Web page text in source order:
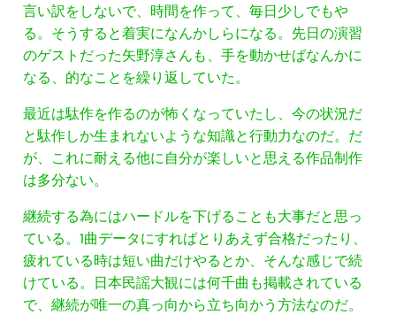
言い訳をしないで、時間を作って、毎日少しでもや
る。そうすると着実になんかしらになる。先日の演習
のゲストだった矢野淳さんも、手を動かせばなんかに
なる、的なことを繰り返していた。
最近は駄作を作るのが怖くなっていたし、今の状況だ
と駄作しか生まれないような知識と行動力なのだ。だ
が、これに耐える他に自分が楽しいと思える作品制作
は多分ない。
継続する為にはハードルを下げることも大事だと思っ
ている。1曲データにすればとりあえず合格だったり、
疲れている時は短い曲だけやるとか、そんな感じで続
けている。日本民謡大観には何千曲も掲載されている
で、継続が唯一の真っ向から立ち向かう方法なのだ。